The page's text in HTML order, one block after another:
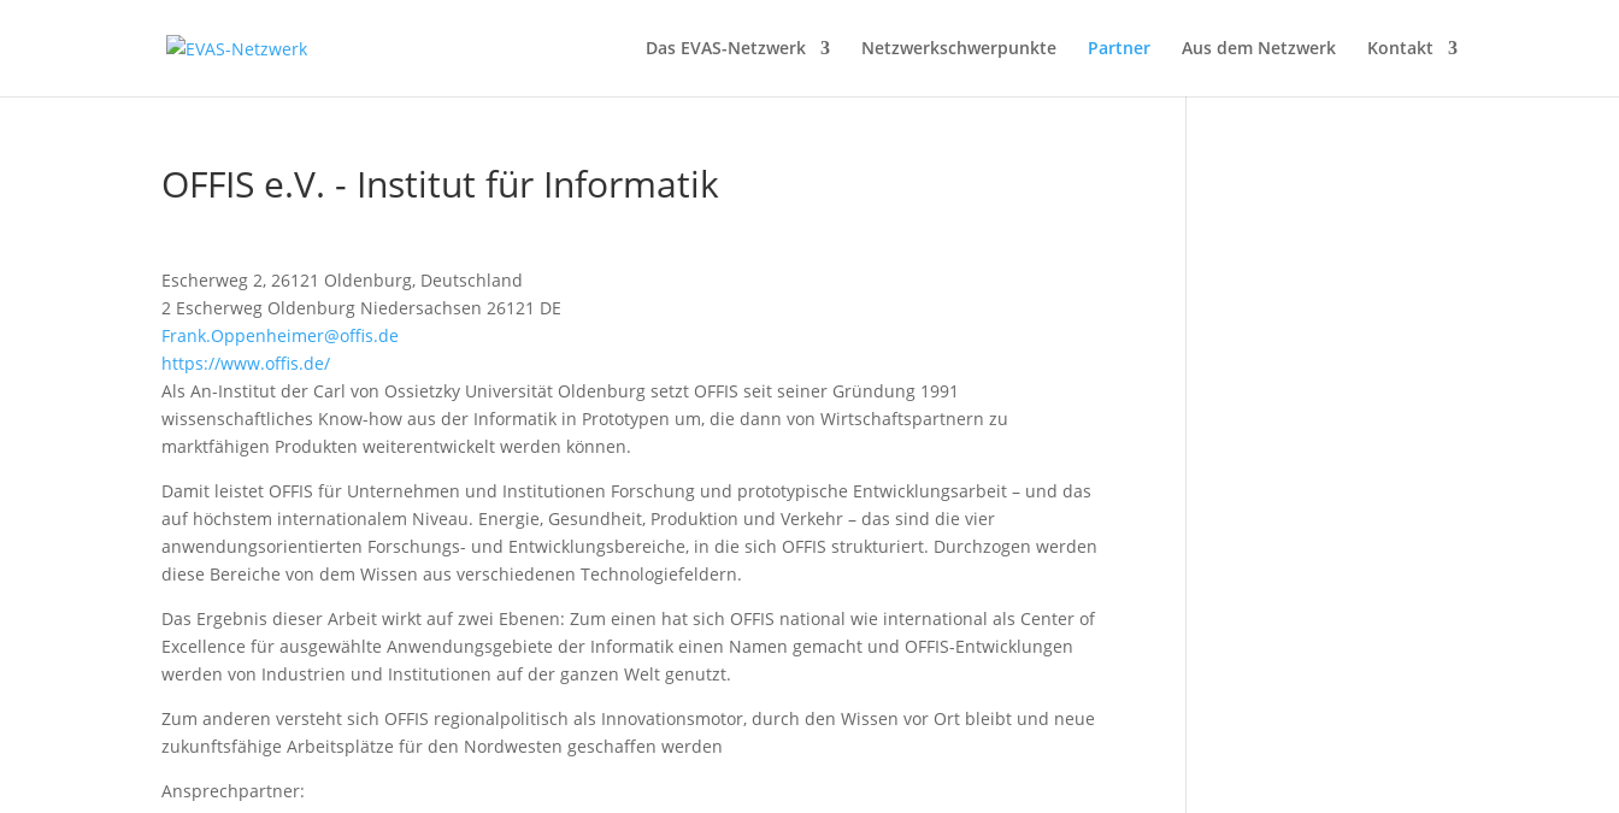
Das EVAS-Netzwerk Netzwerkschwerpunkte Partner Aus dem Netzwerk Kontakt
OFFIS e.V. - Institut für Informatik
Escherweg 2, 26121 Oldenburg, Deutschland
2 Escherweg Oldenburg Niedersachsen 26121 DE
Frank.Oppenheimer@offis.de
https://www.offis.de/
Als An-Institut der Carl von Ossietzky Universität Oldenburg setzt OFFIS seit seiner Gründung 1991
wissenschaftliches Know-how aus der Informatik in Prototypen um, die dann von Wirtschaftspartnern zu
marktfähigen Produkten weiterentwickelt werden können.
Damit leistet OFFIS für Unternehmen und Institutionen Forschung und prototypische Entwicklungsarbeit – und das
auf höchstem internationalem Niveau. Energie, Gesundheit, Produktion und Verkehr – das sind die vier
anwendungsorientierten Forschungs- und Entwicklungsbereiche, in die sich OFFIS strukturiert. Durchzogen werden
diese Bereiche von dem Wissen aus verschiedenen Technologiefeldern.
Das Ergebnis dieser Arbeit wirkt auf zwei Ebenen: Zum einen hat sich OFFIS national wie international als Center of
Excellence für ausgewählte Anwendungsgebiete der Informatik einen Namen gemacht und OFFIS-Entwicklungen
werden von Industrien und Institutionen auf der ganzen Welt genutzt.
Zum anderen versteht sich OFFIS regionalpolitisch als Innovationsmotor, durch den Wissen vor Ort bleibt und neue
zukunftsfähige Arbeitsplätze für den Nordwesten geschaffen werden
Ansprechpartner: